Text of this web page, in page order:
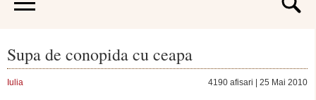
Supa de conopida cu ceapa
4190 afisari | 25 Mai 2010
Iulia